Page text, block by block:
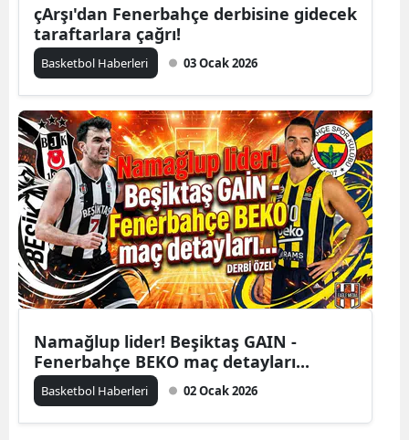
çArşı'dan Fenerbahçe derbisine gidecek
taraftarlara çağrı!
Basketbol Haberleri 03 Ocak 2026
Namağlup lider! Beşiktaş GAIN -
Fenerbahçe BEKO maç detayları...
Basketbol Haberleri 02 Ocak 2026